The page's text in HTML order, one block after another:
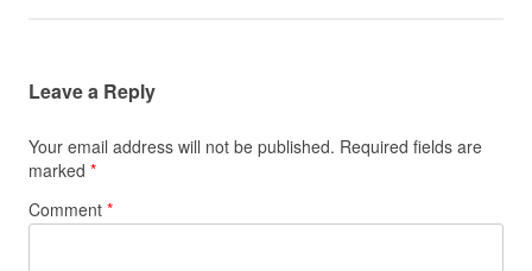
Leave a Reply
Your email address will not be published. Required fields are
marked *
Comment *